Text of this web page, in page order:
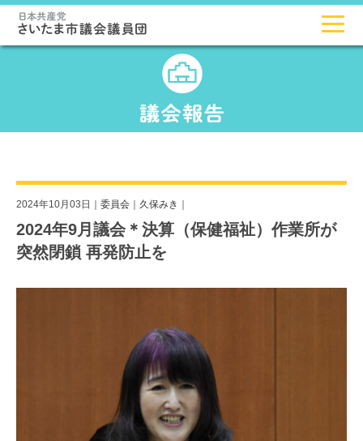
2024年10月03日｜ 委員会 久保みき
2024年9月議会＊決算（保健福祉）作業所が
突然閉鎖 再発防止を